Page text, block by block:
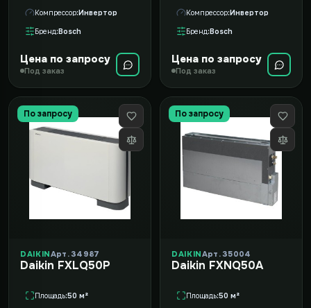
Компрессор Инвертор
Бренд Bosch
Цена по запросу
Под заказ
Компрессор Инвертор
Бренд Bosch
Цена по запросу
Под заказ
По запросу
DAIKINАрт. 34987
Daikin FXLQ50P
Площадь 50 м²
По запросу
DAIKINАрт. 35004
Daikin FXNQ50A
Площадь 50 м²